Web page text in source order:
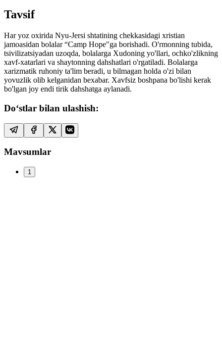
Tavsif
Har yoz oxirida Nyu-Jersi shtatining chekkasidagi xristian
jamoasidan bolalar “Camp Hope"ga borishadi. O'rmonning tubida,
tsivilizatsiyadan uzoqda, bolalarga Xudoning yo'llari, ochko'zlikning
xavf-xatarlari va shaytonning dahshatlari o'rgatiladi. Bolalarga
xarizmatik ruhoniy ta'lim beradi, u bilmagan holda o'zi bilan
yovuzlik olib kelganidan bexabar. Xavfsiz boshpana bo'lishi kerak
bo'lgan joy endi tirik dahshatga aylanadi.
Do‘stlar bilan ulashish:
Mavsumlar
1